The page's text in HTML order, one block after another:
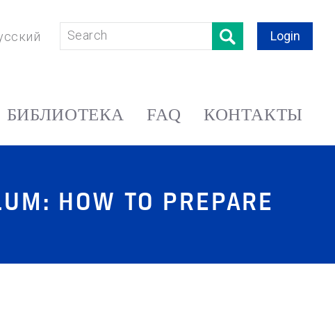
Login
БИБЛИОТЕКА FAQ КОНТАКТЫ
HOW TO PREPARE